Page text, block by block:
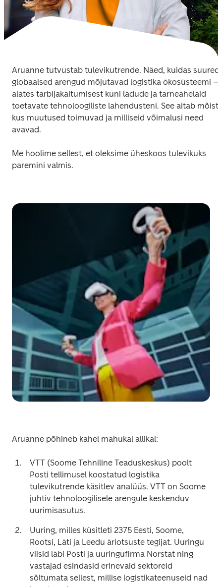
Aruanne tutvustab tulevikutrende. Näed, kuidas suured
globaalsed arengud mõjutavad logistika ökosüsteemi –
alates tarbijakäitumisest kuni ladude ja tarneahelaid
toetavate tehnoloogiliste lahendusteni. See aitab
kus muutused toimuvad ja milliseid võimalusi need
avavad.
Me hoolime sellest, et oleksime üheskoos tulevikuks
paremini valmis.
Aruanne põhineb kahel mahukal allikal:
VTT (Soome Tehniline Teaduskeskus) poolt
Posti tellimusel koostatud logistika
tulevikutrende käsitlev analüüs. VTT on Soome
juhtiv tehnoloogilisele arengule keskenduv
uurimisasutus.
Uuring, milles küsitleti 2375 Eesti, Soome,
Rootsi, Läti ja Leedu äriotsuste tegijat. Uuringu
viisid läbi Posti ja uuringufirma Norstat ning
vastajad esindasid erinevaid sektoreid
sõltumata sellest, millise logistikateenuseid nad